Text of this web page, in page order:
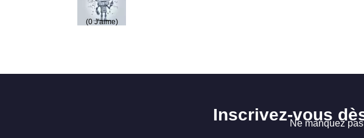
(0J'aime)
Inscrivez-vous
Ne manquez